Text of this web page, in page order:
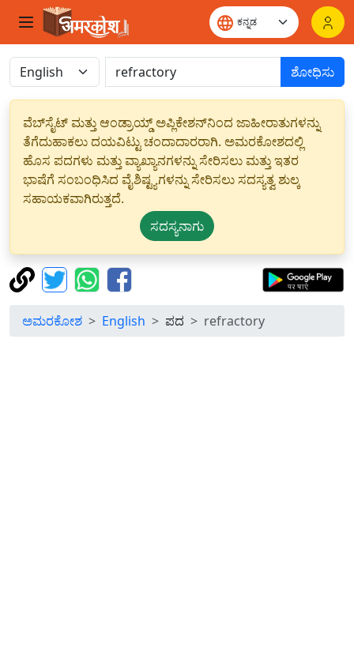
ಶೋಧಿಸು
ವೆಬ್‌ಸೈಟ್ ಮತ್ತು ಆಂಡ್ರಾಯ್ಡ್ ಅಪ್ಲಿಕೇಶನ್‌ನಿಂದ ಜಾಹೀರಾತುಗಳನ್ನು
ತೆಗೆದುಹಾಕಲು ದಯವಿಟ್ಟು ಚಂದಾದಾರರಾಗಿ. ಅಮರಕೋಶದಲ್ಲಿ
ಹೊಸ ಪದಗಳು ಮತ್ತು ವ್ಯಾಖ್ಯಾನಗಳನ್ನು ಸೇರಿಸಲು ಮತ್ತು ಇತರ
ಭಾಷೆಗೆ ಸಂಬಂಧಿಸಿದ ವೈಶಿಷ್ಟ್ಯಗಳನ್ನು ಸೇರಿಸಲು ಸದಸ್ಯತ್ವ ಶುಲ್ಕ
ಸಹಾಯಕವಾಗಿರುತ್ತದೆ.
ಸದಸ್ಯನಾಗು
ಅಮರಕೋಶ English ಪದ refractory